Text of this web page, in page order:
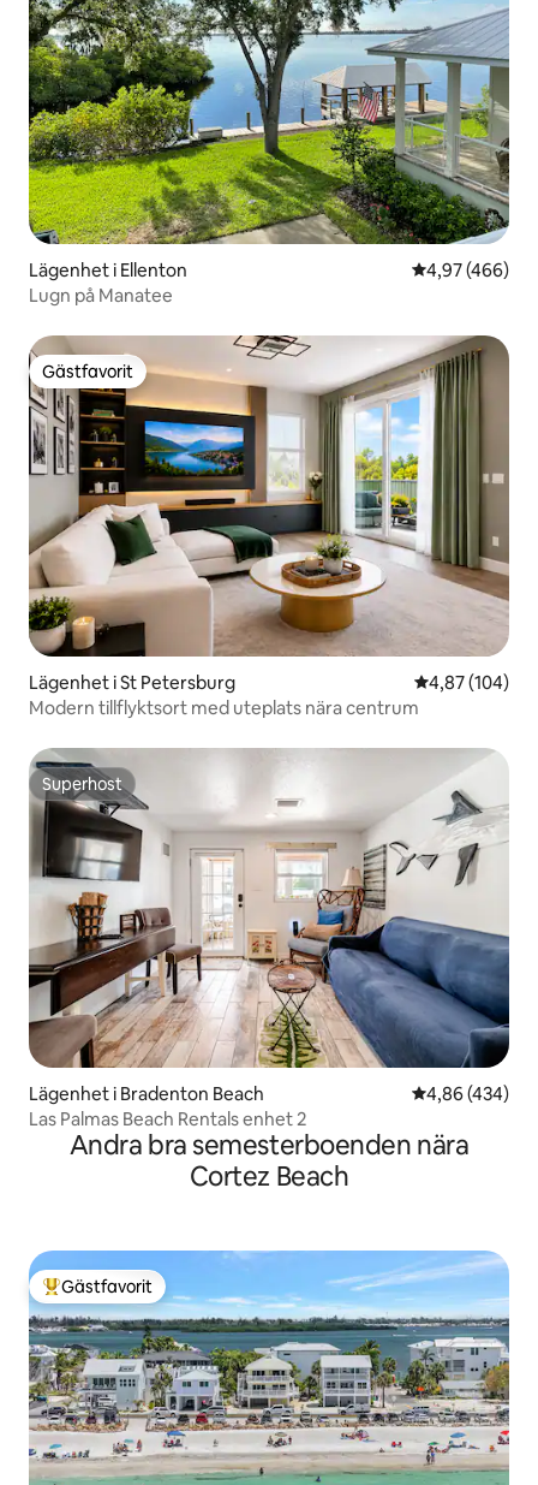
Lägenhet i Ellenton 4,97 av 5 i
4,97 (466)
Lugn på Manatee
Gästfavorit
Gästfavorit
Lägenhet i St Petersburg 4,87 av 5 i
4,87 (104)
Modern tillflyktsort med uteplats nära centrum
Superhost
Superhost
Lägenhet i Bradenton Beach 4,86 av 5 i
4,86 (434)
Las Palmas Beach Rentals enhet 2
Andra bra semesterboenden nära
Cortez Beach
Populär gästfavorit
Gästfavorit